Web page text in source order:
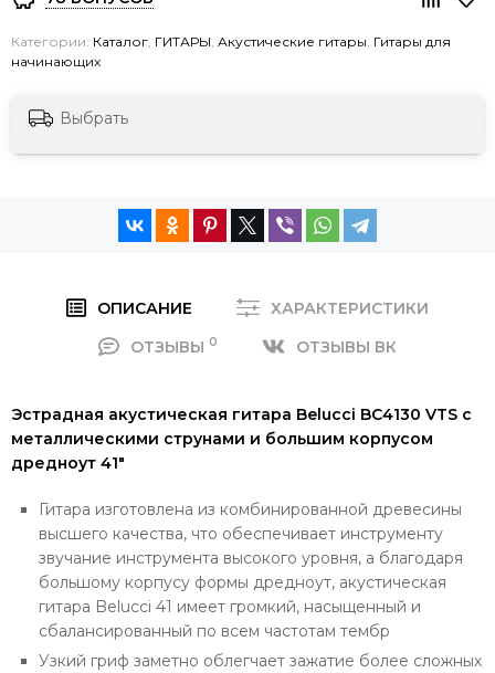
Категории: Каталог, ГИТАРЫ, Акустические гитары, Гитары для
начинающих
Выбрать
ОПИСАНИЕ
ХАРАКТЕРИСТИКИ
ОТЗЫВЫ 0 ОТЗЫВЫ ВК
Эстрадная акустическая гитара Belucci BC4130 VTS с
металлическими струнами и большим корпусом
дредноут 41"
Гитара изготовлена из комбинированной древесины
высшего качества, что обеспечивает инструменту
звучание инструмента высокого уровня, а благодаря
большому корпусу формы дредноут, акустическая
гитара Belucci 41 имеет громкий, насыщенный и
сбалансированный по всем частотам тембр
Узкий гриф заметно облегчает зажатие более сложных